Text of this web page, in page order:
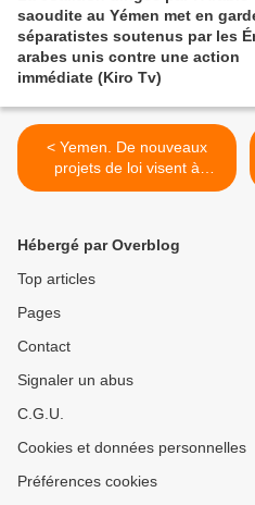
saoudite au Yémen met en
séparatistes soutenus par les
arabes unis contre une action
immédiate (Kiro Tv)
< Yemen. De nouveaux
projets de loi visent à
bloquer les ventes d’armes
arabes unis dans un
contexte de conflit régional
Hébergé par Overblog
Top articles
Pages
Contact
Signaler un abus
C.G.U.
Cookies et données personnelles
Préférences cookies